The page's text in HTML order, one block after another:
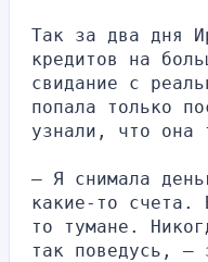
Так за два дня
кредитов на
свидание с
попала только
узнали, что она
— Я снимала
какие-то счета.
то тумане.
так поведусь, —